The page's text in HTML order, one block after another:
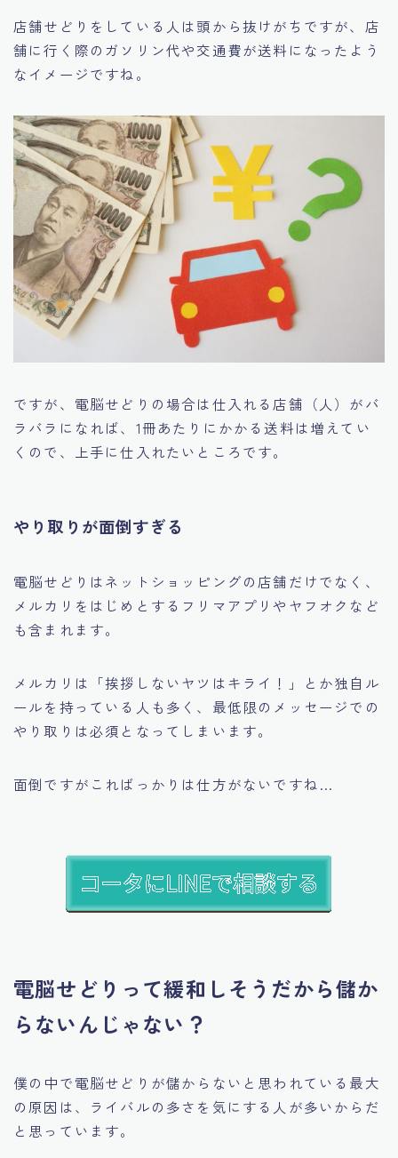
店舗せどりをしている人は頭から抜けがちですが、店
舗に行く際のガソリン代や交通費が送料になったよう
なイメージですね。
ですが、電脳せどりの場合は仕入れる店舗（人）がバ
ラバラになれば、1冊あたりにかかる送料は増えてい
くので、上手に仕入れたいところです。
やり取りが面倒すぎる
電脳せどりはネットショッピングの店舗だけでなく、
メルカリをはじめとするフリマアプリやヤフオクなど
も含まれます。
メルカリは 「挨拶しないヤツはキライ！」
とか独自ル
ールを持っている人も多く、最低限のメッセージでの
やり取りは必須となってしまいます。
面倒ですがこればっかりは仕方がないですね…
電脳せどりって緩和しそうだから儲か
らないんじゃない？
僕の中で電脳せどりが儲からないと思われている最大
の原因は、ライバルの多さを気にする人が多いからだ
と思っています。